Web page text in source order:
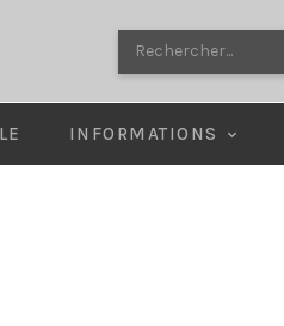
Rechercher...
INFORMATIONS